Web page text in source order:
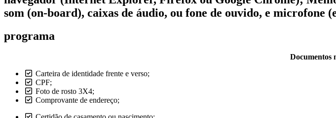
som (on-board), caixas de áudio, ou fone de ouvido, e microfone
programa
Documentos
Carteira de identidade frente e verso;
CPF;
Foto de rosto 3X4;
Comprovante de endereço;